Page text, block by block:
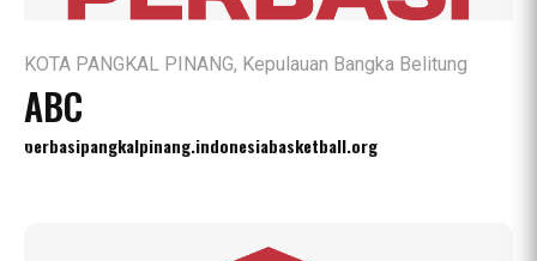
KOTA PANGKAL PINANG, Kepulauan Bangka Belitung
ABC
perbasipangkalpinang.indonesiabasketball.org